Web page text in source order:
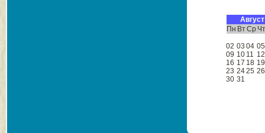
Пн ВтСр
02 03 04 05
09 10 11 12
16 17 18 19
23 2425 26
30 31